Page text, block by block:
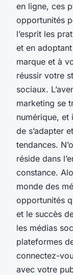
en ligne, ces
opportunités
l’esprit les
et en
marque et à
réussir votre
sociaux.
marketing se
numérique, et
de s’adapter
tendances.
réside dans
constance.
monde des
opportunités
et le succès
les médias
plateformes
connectez-
avec votre